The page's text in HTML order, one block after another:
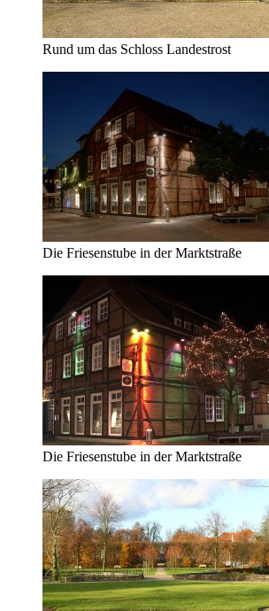
Rund um das Schloss Landestrost
Die Friesenstube in der Marktstraße
Die Friesenstube in der Marktstraße